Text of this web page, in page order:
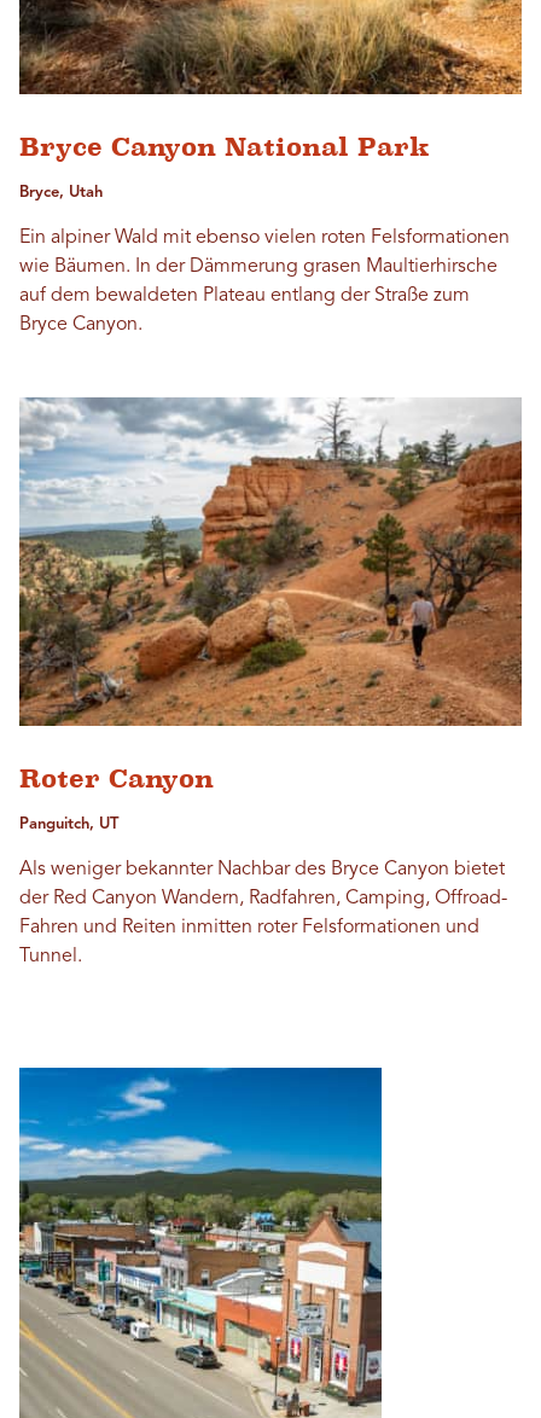
Bryce Canyon National Park
Bryce, Utah
Ein alpiner Wald mit ebenso vielen roten Felsformationen
wie Bäumen. In der Dämmerung grasen Maultierhirsche
auf dem bewaldeten Plateau entlang der Straße zum
Bryce Canyon.
Roter Canyon
Panguitch, UT
Als weniger bekannter Nachbar des Bryce Canyon bietet
der Red Canyon Wandern, Radfahren, Camping, Offroad-
Fahren und Reiten inmitten roter Felsformationen und
Tunnel.